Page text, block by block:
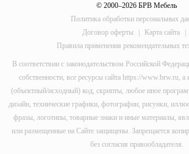
© 2000–2026 БРВ Мебель
Политика обработки персональных
Договор оферты
| Карта сайта
|
Правила применения рекомендательных
В соответствии с законодательством Российской
собственности, все ресурсы сайта https://www.brw.ru,
(объектный/исходный) код, скрипты, любое иное
дизайн, технические графики, фотографии, рисунки,
фразы, логотипы, товарные знаки и иные материалы,
или размещенные на Сайте защищены. Запрещается
без согласия правообладателя.